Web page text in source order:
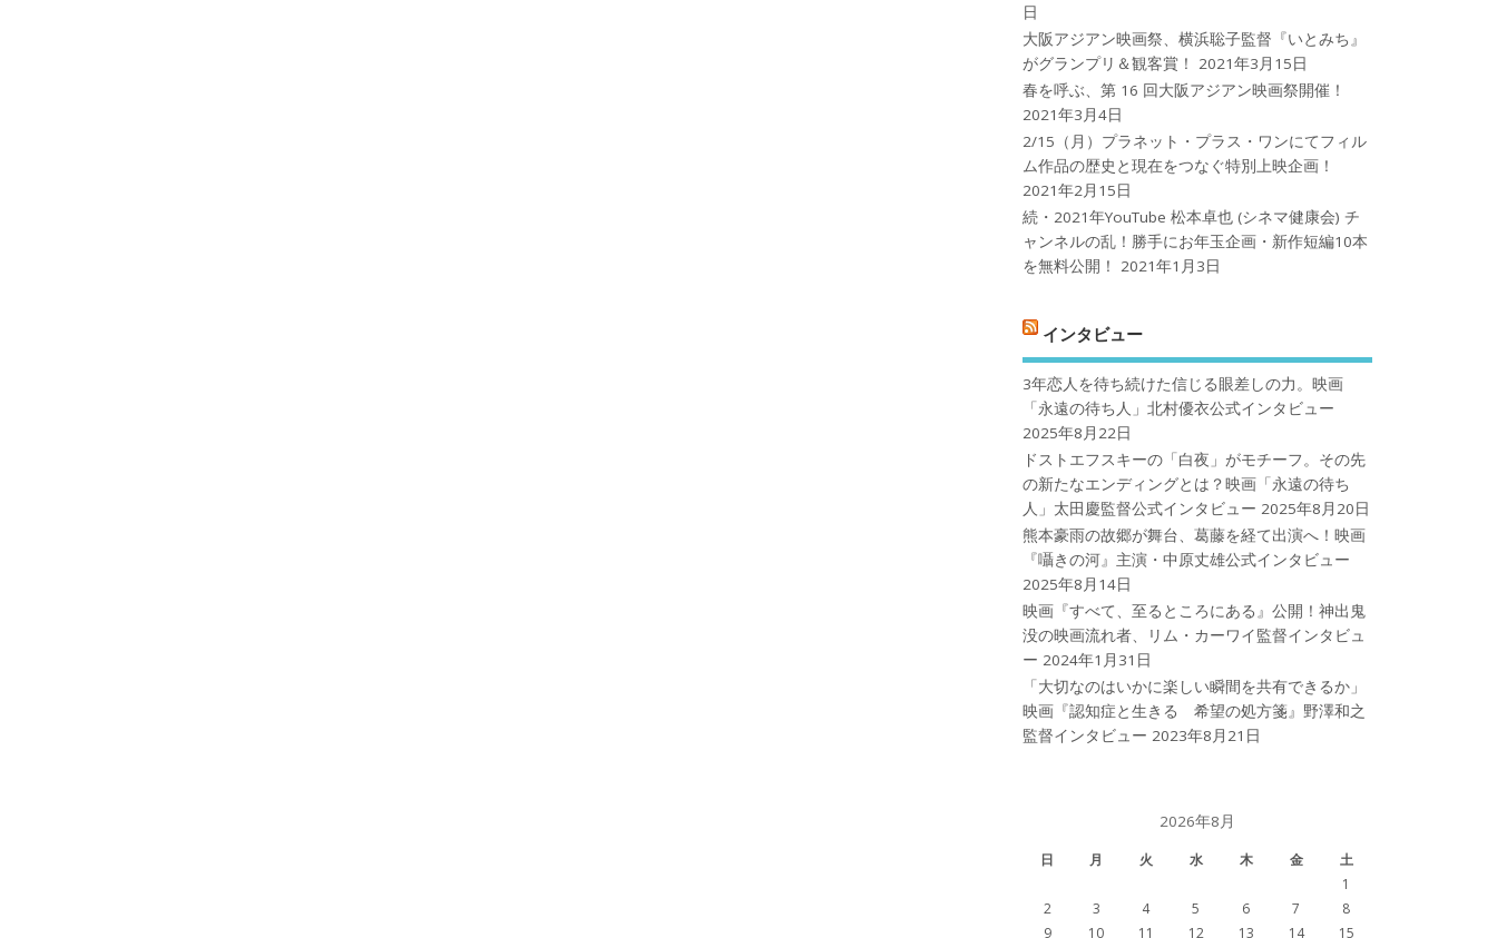
日
大阪アジアン映画祭、横浜聡子監督『いとみち』
がグランプリ＆観客賞！
2021年3月15日
春を呼ぶ、第 16 回大阪アジアン映画祭開催！
2021年3月4日
2/15（月）プラネット・プラス・ワンにてフィル
ム作品の歴史と現在をつなぐ特別上映企画！
2021年2月15日
続・2021年YouTube 松本卓也 (シネマ健康会) チ
ャンネルの乱！勝手にお年玉企画・新作短編10本
を無料公開！
2021年1月3日
インタビュー
3年恋人を待ち続けた信じる眼差しの力。映画
「永遠の待ち人」北村優衣公式インタビュー
2025年8月22日
ドストエフスキーの「白夜」がモチーフ。その先
の新たなエンディングとは？映画「永遠の待ち
人」太田慶監督公式インタビュー 2025年8月20日
熊本豪雨の故郷が舞台、葛藤を経て出演へ！映画
『囁きの河』主演・中原丈雄公式インタビュー
2025年8月14日
映画『すべて、至るところにある』公開！神出鬼
没の映画流れ者、リム・カーワイ監督インタビュ
ー 2024年1月31日
「大切なのはいかに楽しい瞬間を共有できるか」
映画『認知症と生きる 希望の処方箋』野澤和之
監督インタビュー 2023年8月21日
2026年8月
日 月 火 水 木 金
土
1
2
3 4 5 6 7
8
9
10 11 12 13 14
15